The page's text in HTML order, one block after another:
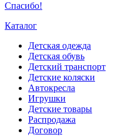
Спасибо!
Каталог
Детская одежда
Детская обувь
Детский транспорт
Детские коляски
Автокресла
Игрушки
Детские товары
Распродажа
Договор